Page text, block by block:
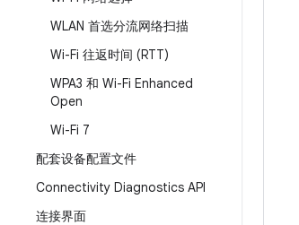
WLAN 首选分流网络扫描
Wi-Fi 往返时间 (RTT)
WPA3 和 Wi-Fi Enhanced
Open
Wi-Fi 7
配套设备配置文件
Connectivity Diagnostics API
连接界面